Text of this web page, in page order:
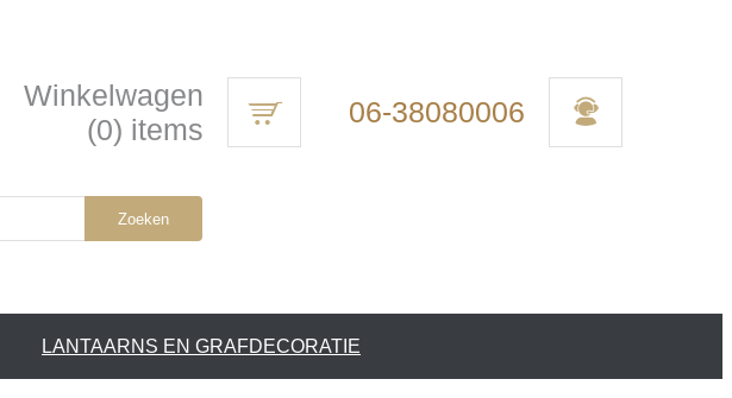
Winkelwagen
(0) items
06-38080006
Zoeken
LANTAARNS EN GRAFDECORATIE